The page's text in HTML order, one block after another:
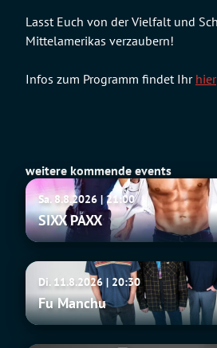
Lasst Euch von der Vielfalt und
Mittelamerikas verzaubern!
Infos zum Programm findet Ihr hier
weitere kommende events
SIXX
PAXXSa. 8.8.2026 | 21:00
SIXX PAXX
Fu
Manchu
Di. 11.8.2026 | 20:30
Fu Manchu